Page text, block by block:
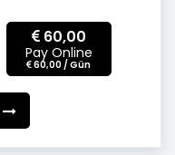
60,00
Pay Online
60,00 / Gün